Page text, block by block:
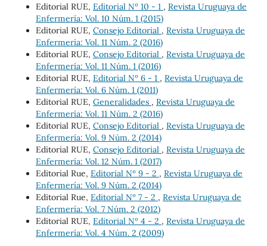
Editorial RUE, Editorial Nº 10 - 1 , Revista Uruguaya de
Enfermería: Vol. 10 Núm. 1 (2015)
Editorial RUE, Consejo Editorial , Revista Uruguaya de
Enfermería: Vol. 11 Núm. 2 (2016)
Editorial RUE, Consejo Editorial , Revista Uruguaya de
Enfermería: Vol. 11 Núm. 1 (2016)
Editorial RUE, Editorial Nº 6 - 1 , Revista Uruguaya de
Enfermería: Vol. 6 Núm. 1 (2011)
Editorial RUE, Generalidades , Revista Uruguaya de
Enfermería: Vol. 11 Núm. 2 (2016)
Editorial RUE, Consejo Editorial , Revista Uruguaya de
Enfermería: Vol. 9 Núm. 2 (2014)
Editorial RUE, Consejo Editorial , Revista Uruguaya de
Enfermería: Vol. 12 Núm. 1 (2017)
Editorial Rue, Editorial Nº 9 - 2 , Revista Uruguaya de
Enfermería: Vol. 9 Núm. 2 (2014)
Editorial Rue, Editorial Nº 7 - 2 , Revista Uruguaya de
Enfermería: Vol. 7 Núm. 2 (2012)
Editorial RUE, Editorial Nº 4 - 2 , Revista Uruguaya de
Enfermería: Vol. 4 Núm. 2 (2009)